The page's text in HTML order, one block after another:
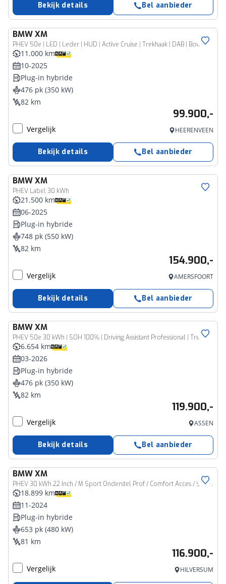
Bekijk details Bel aanbieder
BMWXM
PHEV 50e | LED | Leder | HUD | Active Cruise | Trekhaak | DAB | Bowers & Wilkins sound | Alu 22 inch
11.000 km
10-2025
Plug-in hybride
476 pk (350 kW)
82 km
99.900,-
Vergelijk HEERENVEEN
Bekijk details Bel aanbieder
BMWXM
PHEV Label 30 kWh
21.500 km
06-2025
Plug-in hybride
748 pk (550 kW)
82 km
154.900,-
Vergelijk AMERSFOORT
Bekijk details Bel aanbieder
BMWXM
PHEV 50e 30 kWh | SOH 100% | Driving Assistant Professional | Trekhaak | Stoelventilatie | HIFI System Harman Kardon
6.654 km
03-2026
Plug-in hybride
476 pk (350 kW)
82 km
119.900,-
Vergelijk ASSEN
Bekijk details Bel aanbieder
BMWXM
PHEV 30 kWh 22 Inch / M Sport Onderstel Prof / Comfort Acces / Soft Close / Electrische Zwenkhaak / Getinte Ramen Achter / Stoelventilatie Voorstoelen / Stoelverwarming voor + Achter / Warmte Comfort Pakket / Driving Prof / Parking Prof / Bowers & Wilkins
18.899 km
11-2024
Plug-in hybride
653 pk (480 kW)
81 km
116.900,-
Vergelijk HILVERSUM